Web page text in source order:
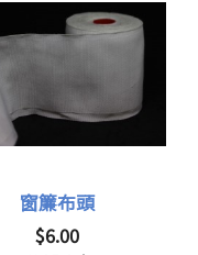
窗簾布頭
$6.00